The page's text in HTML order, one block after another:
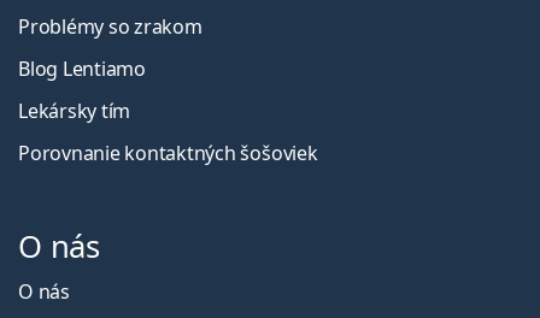
Problémy so zrakom
Blog Lentiamo
Lekársky tím
Porovnanie kontaktných šošoviek
O nás
O nás